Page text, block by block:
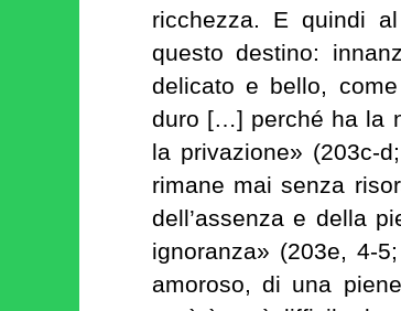
ricchezza. E quindi
questo destino:
delicato e bello,
duro […] perché ha la
la privazione» (203c-
rimane mai senza
dell’assenza e della
ignoranza» (203e, 4-
amoroso, di una